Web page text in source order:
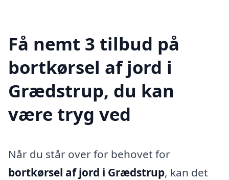
Få nemt 3 tilbud på
bortkørsel af jord i
Grædstrup, du kan
være tryg ved
Når du står over for behovet for
bortkørsel af jord i Grædstrup, kan det